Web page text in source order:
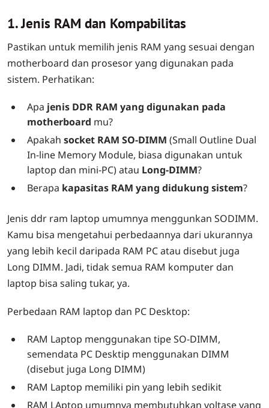
1. Jenis RAM dan Kompabilitas
Pastikan untuk memilih jenis RAM yang sesuai dengan
motherboard dan prosesor yang digunakan pada
sistem. Perhatikan:
Apa jenis DDR RAM yang digunakan pada
motherboard mu?
Apakah socket RAM SO-DIMM (Small Outline Dual
In-line Memory Module, biasa digunakan untuk
laptop dan mini-PC) atau Long-DIMM?
Berapa kapasitas RAM yang didukung sistem?
Jenis ddr ram laptop umumnya menggunkan SODIMM.
Kamu bisa mengetahui perbedaannya dari ukurannya
yang lebih kecil daripada RAM PC atau disebut juga
Long DIMM. Jadi, tidak semua RAM komputer dan
laptop bisa saling tukar, ya.
Perbedaan RAM laptop dan PC Desktop:
RAM Laptop menggunakan tipe SO-DIMM,
semendata PC Desktip menggunakan DIMM
(disebut juga Long DIMM)
RAM Laptop memiliki pin yang lebih sedikit
RAM LAptop umumnya membutuhkan voltase yang